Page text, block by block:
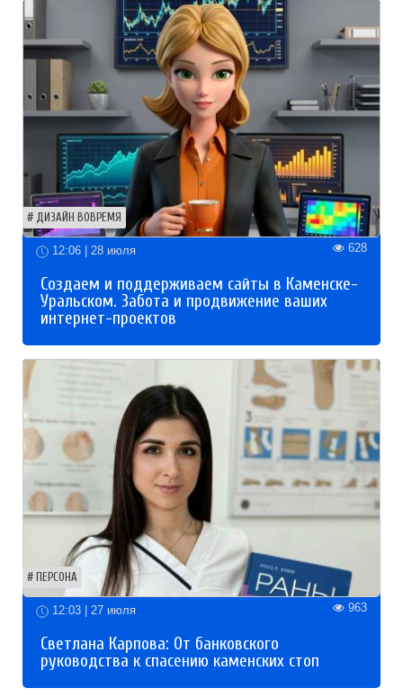
ДИЗАЙН ВОВРЕМЯ
12:06 | 28 июля 628
Создаем и поддерживаем сайты в Каменске-
Уральском. Забота и продвижение ваших
интернет-проектов
ПЕРСОНА
12:03 | 27 июля 963
Светлана Карпова: От банковского
руководства к спасению каменских стоп